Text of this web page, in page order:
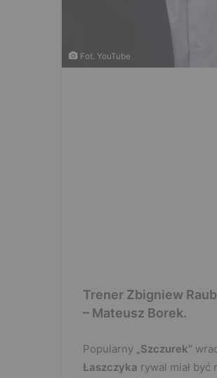
Fot. YouTube
Trener Zbigniew
– Mateusz Borek.
Popularny „Szczurek”
Łaszczyka rywal miał